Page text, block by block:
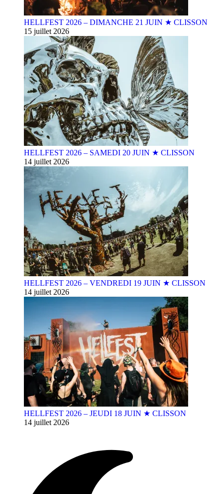
HELLFEST 2026 – DIMANCHE 21 JUIN ★ CLISSON
15 juillet 2026
HELLFEST 2026 – SAMEDI 20 JUIN ★ CLISSON
14 juillet 2026
HELLFEST 2026 – VENDREDI 19 JUIN ★ CLISSON
14 juillet 2026
HELLFEST 2026 – JEUDI 18 JUIN ★ CLISSON
14 juillet 2026